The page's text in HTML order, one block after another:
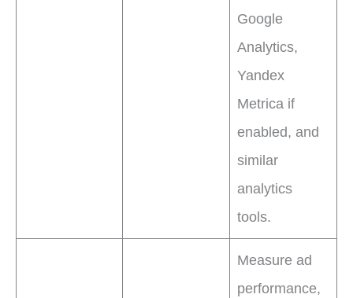
Google
Analytics,
Yandex
Metrica if
enabled, and
similar
analytics
tools.
Measure ad
performance,